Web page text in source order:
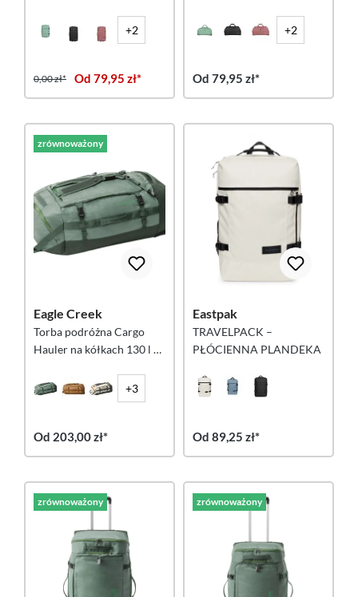
+2
0,00 zł* Od 79,95 zł*
+2
Od 79,95 zł*
zrównoważony
Eagle Creek
Torba podróżna Cargo
Hauler na kółkach 130 l –
+3
Od 203,00 zł*
Eastpak
TRAVELPACK –
PŁÓCIENNA PLANDEKA
Od 89,25 zł*
zrównoważony zrównoważony